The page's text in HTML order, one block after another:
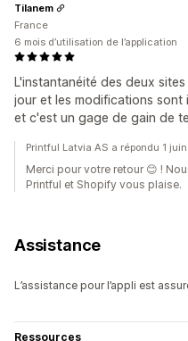
L'instantanéité des deux
jour et les modifications sont
et c'est un gage de gain de
Tilanem
France
6 mois d’utilisation de l’application
Printful Latvia AS a répondu 1
Merci pour votre retour 😊 !
Printful et Shopify vous plaise.
Assistance
L’assistance pour l’appli est
Ressources